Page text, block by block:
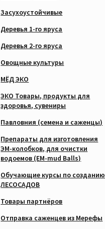
Засухоустойчивые
Деревья 1-го яруса
Деревья 2-го яруса
Овощные культуры
МЁД ЭКО
ЭКО Товары, продукты для
здоровья, сувениры
Павловния (семена и саженцы)
Препараты для изготовления
ЭМ-колобков, для очистки
водоемов (EM-mud Balls)
Обучающие курсы по созданию
ЛЕСОСАДОВ
Товары партнёров
Отправка саженцев из Мерефы